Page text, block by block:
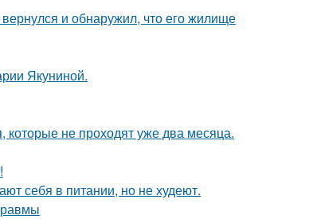
вернулся и обнаружил, что его жилище
Якуниной.
не проходят уже два месяца.
себя в питании, но не худеют.